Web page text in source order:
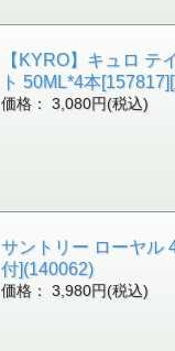
【KYRO】キュロ テ
ト 50ML*4本
価格： 3,080円(税込)
サントリー ローヤル
付](140062)
価格： 3,980円(税込)